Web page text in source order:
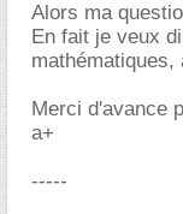
Alors ma
En fait je veux
Merci d'avance
a+
-----